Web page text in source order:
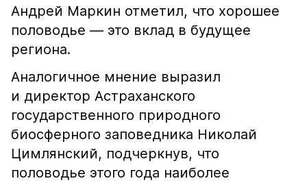
Андрей Маркин отметил, что хорошее
половодье — это вклад в будущее
региона.
Аналогичное мнение выразил
и директор Астраханского
государственного природного
биосферного заповедника Николай
Цимлянский, подчеркнув, что
половодье этого года наиболее